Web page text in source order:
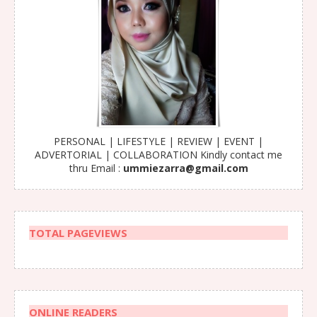
PERSONAL | LIFESTYLE | REVIEW | EVENT |
ADVERTORIAL | COLLABORATION Kindly contact me
thru Email : ummiezarra@gmail.com
TOTAL PAGEVIEWS
ONLINE READERS